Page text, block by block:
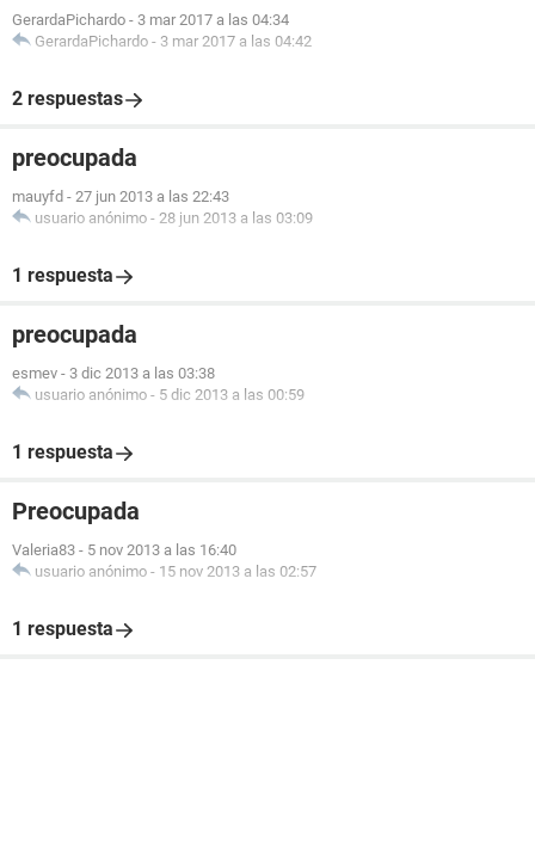
GerardaPichardo - 3 mar 2017 a las 04:34
GerardaPichardo - 3 mar 2017 a las 04:42
2 respuestas
preocupada
mauyfd - 27 jun 2013 a las 22:43
usuario anónimo - 28 jun 2013 a las 03:09
1 respuesta
preocupada
esmev - 3 dic 2013 a las 03:38
usuario anónimo - 5 dic 2013 a las 00:59
1 respuesta
Preocupada
Valeria83 - 5 nov 2013 a las 16:40
usuario anónimo - 15 nov 2013 a las 02:57
1 respuesta